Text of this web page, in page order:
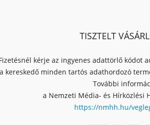
TISZTELT
kérje az ingyenes adattörlő kódot
kereskedő minden tartós adathordozó
További
a Nemzeti Média- és Hírközlési
https://nmhh.hu/